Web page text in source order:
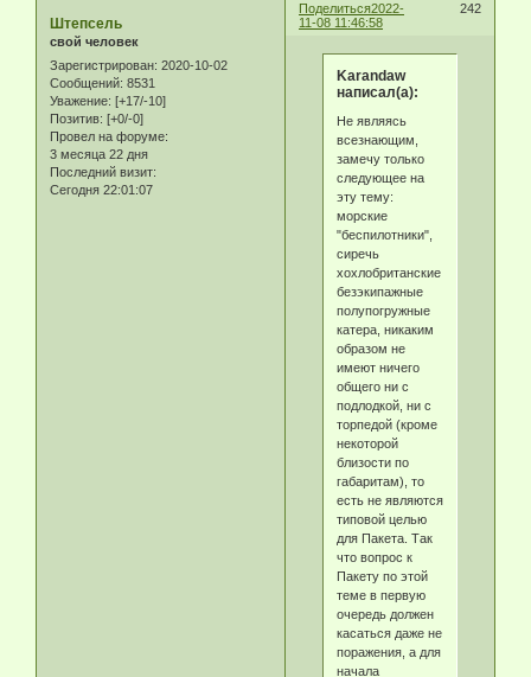
Поделиться 242
2022-
11-08 11:46:58
Штепсель
свой человек
Зарегистрирован: 2020-10-02
Сообщений: 8531
Уважение: [+17/-10]
Позитив: [+0/-0]
Провел на форуме:
3 месяца 22 дня
Последний визит:
Сегодня 22:01:07
Karandaw
написал(а):
Не являясь
всезнающим,
замечу только
следующее на
эту тему:
морские
"беспилотники",
сиречь
хохлобританские
безэкипажные
полупогружные
катера, никаким
образом не
имеют ничего
общего ни с
подлодкой, ни с
торпедой (кроме
некоторой
близости по
габаритам), то
есть не являются
типовой целью
для Пакета. Так
что вопрос к
Пакету по этой
теме в первую
очередь должен
касаться даже не
поражения, а для
начала